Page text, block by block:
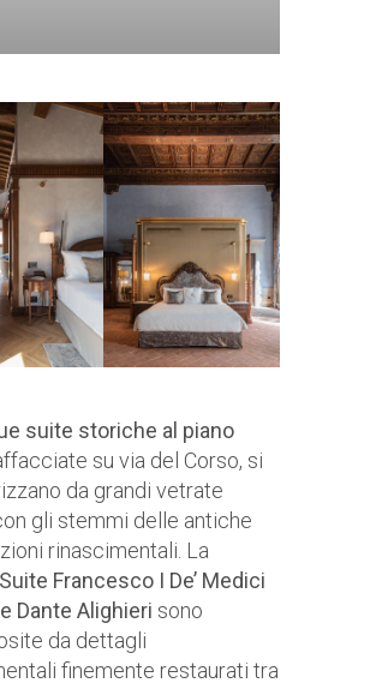
suite storiche al piano
su via del Corso, si
da grandi vetrate
gli stemmi delle antiche
rinascimentali. La
Francesco I De’ Medici
Dante Alighieri sono
da dettagli
finemente restaurati tra